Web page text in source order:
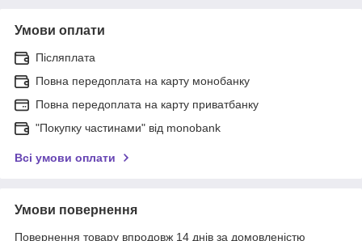
Умови оплати
Післяплата
Повна передоплата на карту монобанку
Повна передоплата на карту приватбанку
"Покупку частинами" від monobank
Всі умови оплати
Умови повернення
Повернення товару впродовж 14 днів за домовленістю